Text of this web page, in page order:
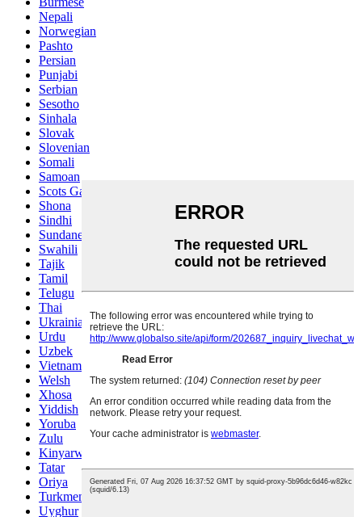
Nepali
Norwegian
Pashto
Persian
Punjabi
Serbian
Sesotho
Sinhala
Slovak
Slovenian
Somali
Samoan
Scots Gaelic
Shona
Sindhi
Sundanese
Swahili
Tajik
Tamil
Telugu
Thai
Ukrainian
Urdu
Uzbek
Vietnamese
Welsh
Xhosa
Yiddish
Yoruba
Zulu
Kinyarwanda
Tatar
Oriya
Turkmen
Uyghur